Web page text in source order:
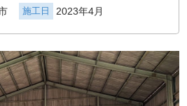
施工日 2023年4月